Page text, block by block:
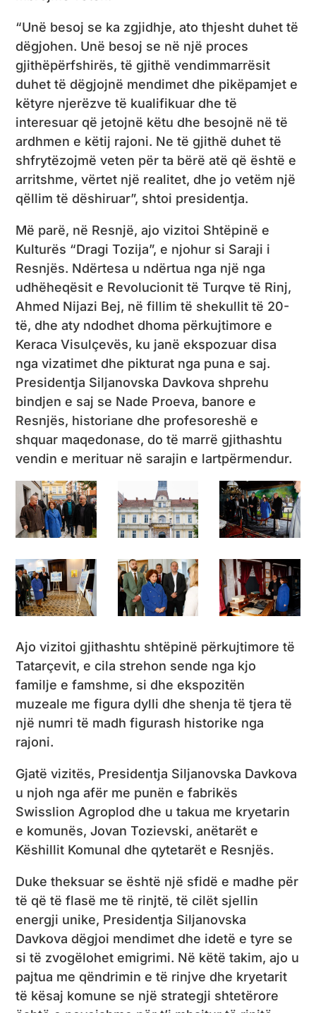
“Unë besoj se ka zgjidhje, ato thjesht duhet të
dëgjohen. Unë besoj se në një proces
gjithëpërfshirës, ​​të gjithë vendimmarrësit
duhet të dëgjojnë mendimet dhe pikëpamjet e
këtyre njerëzve të kualifikuar dhe të
interesuar që jetojnë këtu dhe besojnë në të
ardhmen e këtij rajoni. Ne të gjithë duhet të
shfrytëzojmë veten për ta bërë atë që është e
arritshme, vërtet një realitet, dhe jo vetëm një
qëllim të dëshiruar”, shtoi presidentja.
Më parë, në Resnjë, ajo vizitoi Shtëpinë e
Kulturës “Dragi Tozija”, e njohur si Saraji i
Resnjës. Ndërtesa u ndërtua nga një nga
udhëheqësit e Revolucionit të Turqve të Rinj,
Ahmed Nijazi Bej, në fillim të shekullit të 20-
të, dhe aty ndodhet dhoma përkujtimore e
Keraca Visulçevës, ku janë ekspozuar disa
nga vizatimet dhe pikturat nga puna e saj.
Presidentja Siljanovska Davkova shprehu
bindjen e saj se Nade Proeva, banore e
Resnjës, historiane dhe profesoreshë e
shquar maqedonase, do të marrë gjithashtu
vendin e merituar në sarajin e lartpërmendur.
Ajo vizitoi gjithashtu shtëpinë përkujtimore të
Tatarçevit, e cila strehon sende nga kjo
familje e famshme, si dhe ekspozitën
muzeale me figura dylli dhe shenja të tjera të
një numri të madh figurash historike nga
rajoni.
Gjatë vizitës, Presidentja Siljanovska Davkova
u njoh nga afër me punën e fabrikës
Swisslion Agroplod dhe u takua me kryetarin
e komunës, Jovan Tozievski, anëtarët e
Këshillit Komunal dhe qytetarët e Resnjës.
Duke theksuar se është një sfidë e madhe për
të që të flasë me të rinjtë, të cilët sjellin
energji unike, Presidentja Siljanovska
Davkova dëgjoi mendimet dhe idetë e tyre se
si të zvogëlohet emigrimi. Në këtë takim, ajo u
pajtua me qëndrimin e të rinjve dhe kryetarit
të kësaj komune se një strategji shtetërore